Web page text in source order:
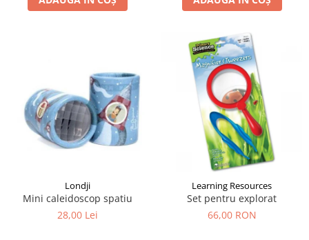
Londji
Mini caleidoscop spatiu
28,00 Lei
Learning Resources
Set pentru explorat
66,00 RON